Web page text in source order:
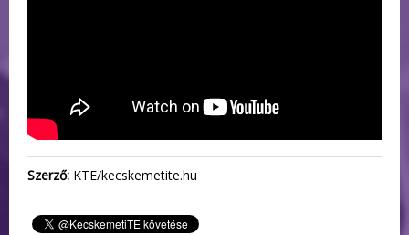
Szerző: KTE/kecskemetite.hu